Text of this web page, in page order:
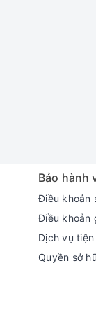
Bảo hành
Điều khoản
Điều khoản
Dịch vụ
Quyền sở